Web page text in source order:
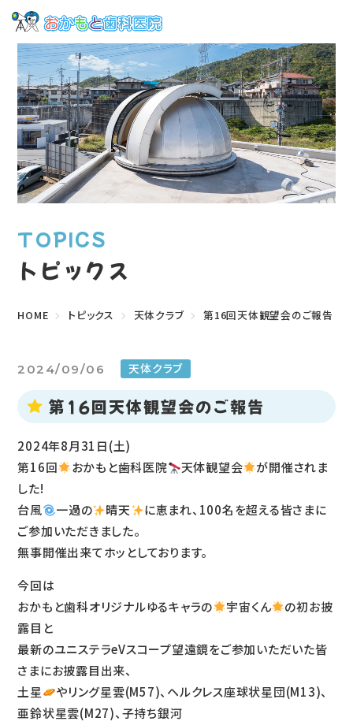
TOPICS
トピックス
HOME トピックス 天体クラブ 第16回天体観望会のご報告
2024/09/06 天体クラブ
第16回天体観望会のご報告
2024年8月31日(土)
第16回
おかもと⻭科医院 天体観望会
が開催されま
した!
台風
一過の 晴天
に恵まれ、100名を超える皆さまに
ご参加いただきました。
無事開催出来てホッとしております。
今回は
おかもと⻭科オリジナルゆるキャラの
宇宙くん
の初お披
露目と
最新のユニステラeVスコープ望遠鏡をご参加いただいた皆
さまにお披露目出来、
土星
やリング星雲(M57)、ヘルクレス座球状星団(M13)、
亜鈴状星雲(M27)、子持ち銀河